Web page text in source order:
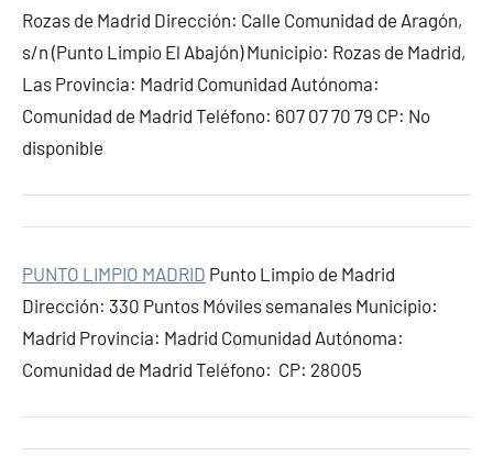
Rozas de Madrid Dirección: Calle Comunidad de Aragón,
s/n (Punto Limpio El Abajón) Municipio: Rozas de Madrid,
Las Provincia: Madrid Comunidad Autónoma:
Comunidad de Madrid Teléfono: 607 07 70 79 CP: No
disponible
PUNTO LIMPIO MADRID Punto Limpio de Madrid
Dirección: 330 Puntos Móviles semanales Municipio:
Madrid Provincia: Madrid Comunidad Autónoma:
Comunidad de Madrid Teléfono: CP: 28005